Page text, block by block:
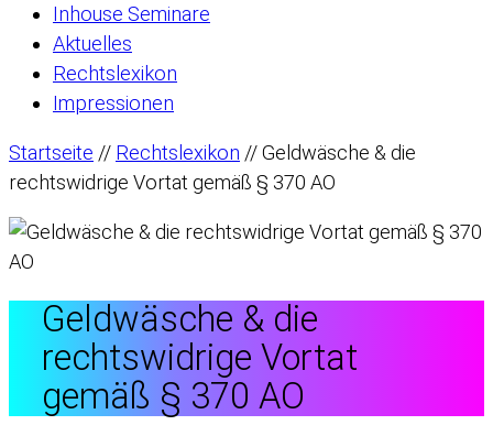
Inhouse Seminare
Aktuelles
Rechtslexikon
Impressionen
Startseite // Rechtslexikon //Geldwäsche & die
rechtswidrige Vortat gemäß § 370 AO
Geldwäsche & die
rechtswidrige Vortat
gemäß § 370 AO